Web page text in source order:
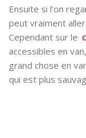
Ensuite si l’on
peut vraiment
Cependant sur le
accessibles en
grand chose en
qui est plus